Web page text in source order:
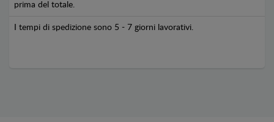
prima del totale.
I tempi di spedizione sono 5 - 7 giorni lavorativi.